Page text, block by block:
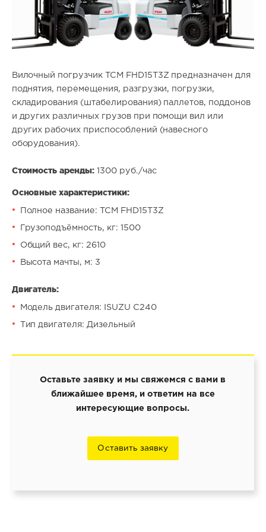
Вилочный погрузчик TCM FHD15T3Z предназначен для
поднятия, перемещения, разгрузки, погрузки,
складирования (штабелирования) паллетов, поддонов
и других различных грузов при помощи вил или
других рабочих приспособлений (навесного
оборудования).
Стоимость аренды:1300 руб./час
Основные характеристики:
Полное название: TCM FHD15T3Z
Грузоподъёмность, кг: 1500
Общий вес, кг: 2610
Высота мачты, м: 3
Двигатель:
Модель двигателя: ISUZU C240
Тип двигателя: Дизельный
Оставьте заявку и мы свяжемся с вами в
ближайшее время, и ответим на все
интересующие вопросы.
Оставить заявку